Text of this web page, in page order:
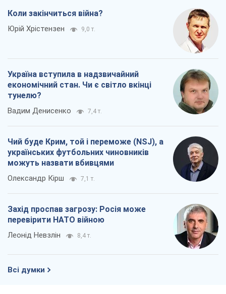
Коли закінчиться війна?
Юрій Хрістензен 9,0 т.
Україна вступила в надзвичайний
економічний стан. Чи є світло вкінці
тунелю?
Вадим Денисенко 7,4 т.
Чий буде Крим, той і переможе (NSJ), а
українських футбольних чиновників
можуть назвати вбивцями
Олександр Кірш 7,1 т.
Захід проспав загрозу: Росія може
перевірити НАТО війною
Леонід Невзлін 8,4 т.
Всі думки